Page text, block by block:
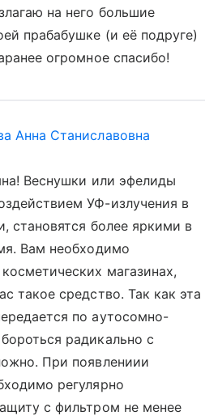
на него большие
прабабушке (и её подруге)
огромное спасибо!
Анна Станиславовна
Веснушки или эфелиды
УФ-излучения в
становятся более яркими в
Вам необходимо
магазинах,
такое средство. Так как эта
по аутосомно-
радикально с
При появлениии
регулярно
с фильтром не менее